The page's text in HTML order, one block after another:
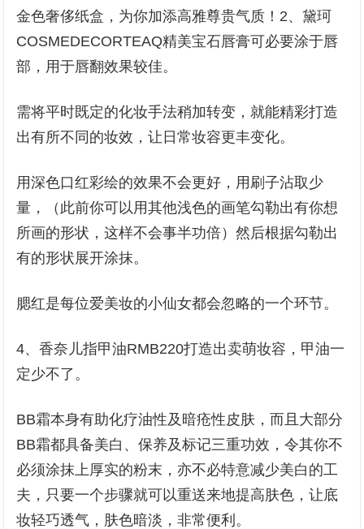
金色奢侈纸盒，为你加添高雅尊贵气质！2、黛珂
COSMEDECORTEAQ精美宝石唇膏可必要涂于唇
部，用于唇翻效果较佳。
需将平时既定的化妆手法稍加转变，就能精彩打造
出有所不同的妆效，让日常妆容更丰变化。
用深色口红彩绘的效果不会更好，用刷子沾取少
量，（此前你可以用其他浅色的画笔勾勒出有你想
所画的形状，这样不会事半功倍）然后根据勾勒出
有的形状展开涂抹。
腮红是每位爱美妆的小仙女都会忽略的一个环节。
4、香奈儿指甲油RMB220打造出卖萌妆容，甲油一
定少不了。
BB霜本身有助化疗油性及暗疮性皮肤，而且大部分
BB霜都具备美白、保养及标记三重功效，令其你不
必须涂抹上厚实的粉末，亦不必特意减少美白的工
夫，只要一个步骤就可以重送来地提高肤色，让底
妆轻巧透气，肤色暗淡，非常便利。